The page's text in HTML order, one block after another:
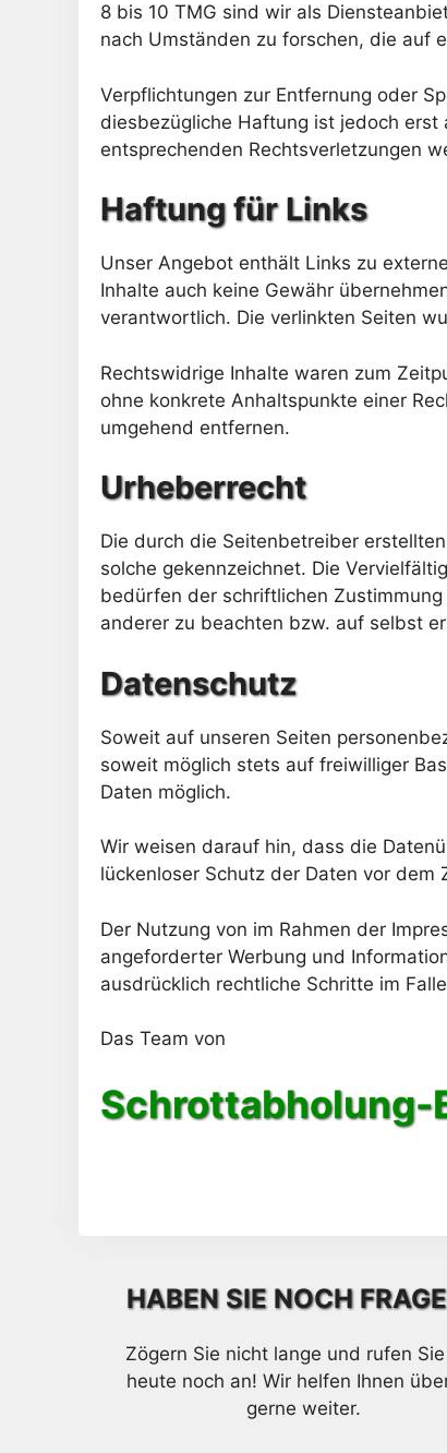
8 bis 10 TMG sind wir als
nach Umständen zu forschen, die auf
Verpflichtungen zur Entfernung oder
diesbezügliche Haftung ist jedoch
entsprechenden Rechtsverletzungen
Haftung für Links
Unser Angebot enthält Links zu
Inhalte auch keine Gewähr
verantwortlich. Die verlinkten Seiten
Rechtswidrige Inhalte waren zum
ohne konkrete Anhaltspunkte einer
umgehend entfernen.
Urheberrecht
Die durch die Seitenbetreiber
solche gekennzeichnet. Die
bedürfen der schriftlichen
anderer zu beachten bzw. auf selbst
Datenschutz
Soweit auf unseren Seiten
soweit möglich stets auf freiwilliger
Daten möglich.
Wir weisen darauf hin, dass die
lückenloser Schutz der Daten vor
Der Nutzung von im Rahmen der
angeforderter Werbung und
ausdrücklich rechtliche Schritte im
Das Team von
Schrottabholung-
HABEN SIE NOCH
Zögern Sie nicht lange und rufen
heute noch an! Wir helfen Ihnen
gerne weiter.